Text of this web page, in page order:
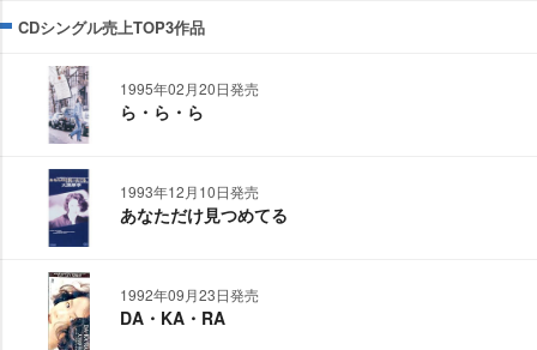
CDシングル売上TOP3作品
1995年02月20日発売
ら・ら・ら
1993年12月10日発売
あなただけ見つめてる
1992年09月23日発売
DA・KA・RA